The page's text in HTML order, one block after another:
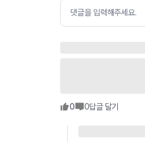
댓글을 입력해주세요.
0 0답글 달기